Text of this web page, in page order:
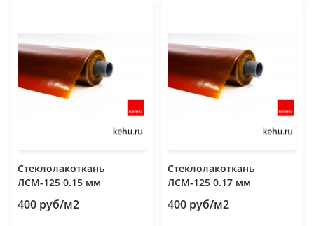
Стеклолакоткань
ЛСМ-125 0.15 мм
400 руб/м2
Стеклолакоткань
ЛСМ-125 0.17 мм
400 руб/м2